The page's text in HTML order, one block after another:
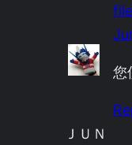
您
ＪＵＮ